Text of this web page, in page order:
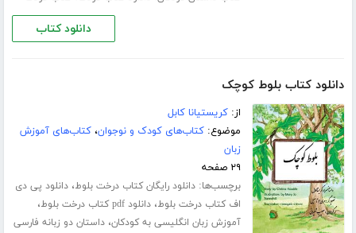
دانلود کتاب
دانلود کتاب بلوط کوچک
از:کریستیانا کابل
موضوع:کتاب‌های کودک و نوجوان،کتاب‌های آموزش
زبان
۲۹ صفحه
برچسب‌ها:دانلود رایگان کتاب درخت بلوط،دانلود پی دی
اف کتاب درخت بلوط،دانلود pdf کتاب درخت بلوط ،
آموزش زبان انگلیسی به کودکان،داستان دو زبانه فارسی